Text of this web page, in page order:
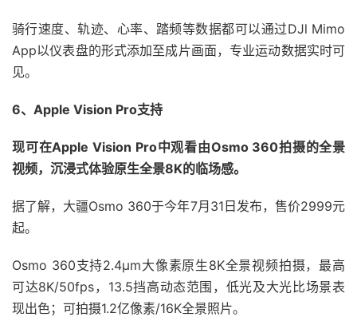
骑行速度、轨迹、心率、踏频等数据都可以通过DJl Mimo
App以仪表盘的形式添加至成片画面，专业运动数据实时可
见。
6、Apple Vision Pro支持
现可在Apple Vision Pro中观看由Osmo 360拍摄的全景
视频，沉浸式体验原生全景8K的临场感。
据了解，大疆Osmo 360于今年7月31日发布，售价2999元
起。
Osmo 360支持2.4μm大像素原生8K全景视频拍摄，最高
可达8K/50fps，13.5挡高动态范围，低光及大光比场景表
现出色；可拍摄1.2亿像素/16K全景照片。